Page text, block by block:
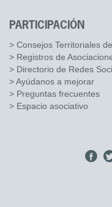
PARTICIPACIÓN
> Consejos Territoriales
> Registros de
> Directorio de Redes
> Ayúdanos a mejorar
> Preguntas frecuentes
> Espacio asociativo